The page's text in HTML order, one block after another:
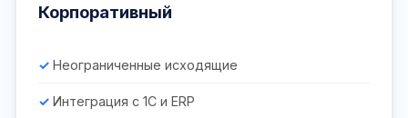
Корпоративный
Неограниченные исходящие
Интеграция с 1С и ERP